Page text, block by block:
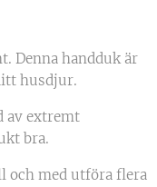
Denna handduk är
husdjur.
av extremt
bra.
och med utföra flera